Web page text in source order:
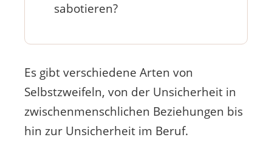
sabotieren?
Es gibt verschiedene Arten von
Selbstzweifeln, von der Unsicherheit in
zwischenmenschlichen Beziehungen bis
hin zur Unsicherheit im Beruf.